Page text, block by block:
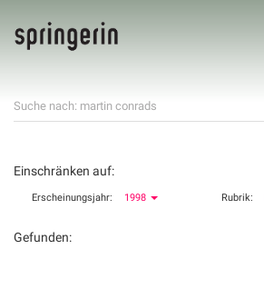
Suche nach: martin conrads
Einschränken auf:
Erscheinungsjahr: 1998 Rubrik:
Gefunden: